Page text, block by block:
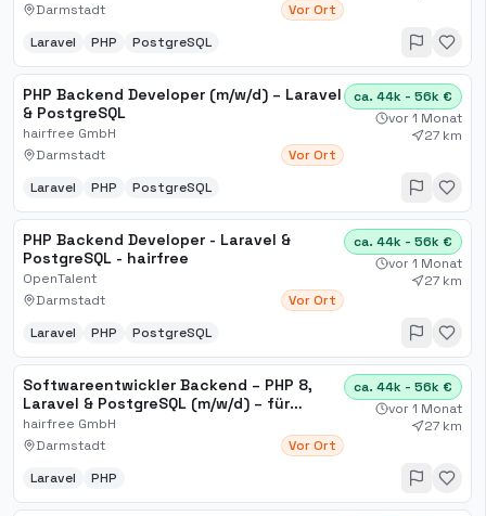
Darmstadt
Vor Ort
Laravel PHP PostgreSQL
PHP Backend Developer (m/w/d) – Laravel
& PostgreSQL
hairfree GmbH
Darmstadt
Vor Ort
ca. 44k - 56k €
vor 1 Monat
27 km
Laravel PHP PostgreSQL
PHP Backend Developer - Laravel &
PostgreSQL - hairfree
OpenTalent
Darmstadt
Vor Ort
ca. 44k - 56k €
vor 1 Monat
27 km
Laravel PHP PostgreSQL
Softwareentwickler Backend – PHP 8,
Laravel & PostgreSQL (m/w/d) – für
moderne Webentwicklung m[...]
hairfree GmbH
Darmstadt
Vor Ort
ca. 44k - 56k €
vor 1 Monat
27 km
Laravel PHP